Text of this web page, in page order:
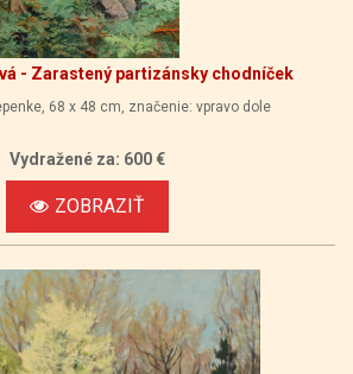
- Zarastený partizánsky chodníček
68 x 48 cm, značenie: vpravo dole
Vydražené za: 600 €
ZOBRAZIŤ